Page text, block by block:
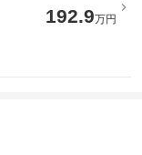
192.9万円